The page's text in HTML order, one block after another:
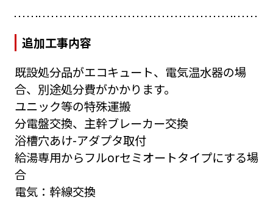
追加工事内容
既設処分品がエコキュート、電気温水器の場
合、別途処分費がかかります。
ユニック等の特殊運搬
分電盤交換、主幹ブレーカー交換
浴槽穴あけ-アダプタ取付
給湯専用からフルorセミオートタイプにする場
合
電気：幹線交換